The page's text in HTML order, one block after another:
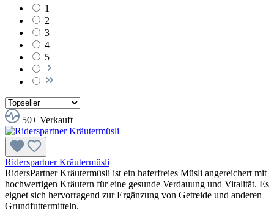
1
2
3
4
5
50+ Verkauft
Riderspartner Kräutermüsli
RidersPartner Kräutermüsli ist ein haferfreies Müsli angereichert mit
hochwertigen Kräutern für eine gesunde Verdauung und Vitalität. Es
eignet sich hervorragend zur Ergänzung von Getreide und anderen
Grundfuttermitteln.